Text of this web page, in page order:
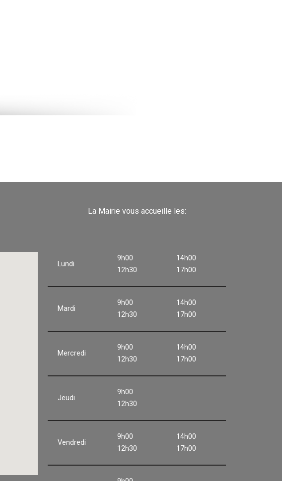
La Mairie vous accueille les:
Lundi
9h00
12h30
14h00
17h00
Mardi
9h00
12h30
14h00
17h00
Mercredi
9h00
12h30
14h00
17h00
Jeudi
9h00
12h30
Vendredi
9h00
12h30
14h00
17h00